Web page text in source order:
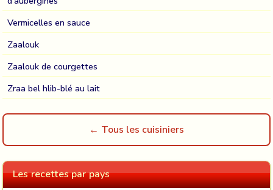
Vermicelles en sauce
Zaalouk
Zaalouk de courgettes
Zraa bel hlib-blé au lait
← Tous les cuisiniers
Les recettes par pays